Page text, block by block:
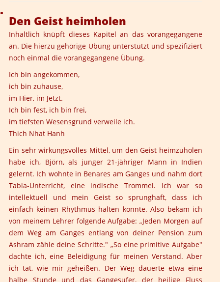
Den Geist heimholen
Inhaltlich knüpft dieses Kapitel an das vorangegangene
an. Die hierzu gehörige Übung unterstützt und spezifiziert
noch einmal die vorangegangene Übung.
Ich bin angekommen,
ich bin zuhause,
im Hier, im Jetzt.
Ich bin fest, ich bin frei,
im tiefsten Wesensgrund verweile ich.
Thich Nhat Hanh
Ein sehr wirkungsvolles Mittel, um den Geist heimzuholen
habe ich, Björn,als junger 21-jähriger Mann in Indien
gelernt. Ich wohnte in Benares am Ganges und nahm dort
Tabla-Unterricht, eine indische Trommel. Ich war so
intellektuell und mein Geist so sprunghaft, dass ich
einfach keinen Rhythmus halten konnte. Also bekam ich
von meinem Lehrer folgende Aufgabe: „Jeden Morgen auf
dem Weg am Ganges entlang von deiner Pension zum
Ashram zähle deine Schritte." „So eine primitive Aufgabe"
dachte ich, eine Beleidigung für meinen Verstand. Aber
ich tat, wie mir geheißen. Der Weg dauerte etwa eine
halbe Stunde und das Gangesufer, der heilige Fluss